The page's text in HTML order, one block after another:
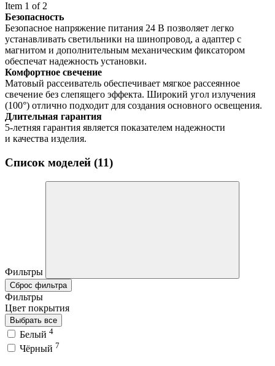
Item 1 of 2
Безопасность
Безопасное напряжение питания 24 В позволяет легко
устанавливать светильники на шинопровод, а адаптер с
магнитом и дополнительным механическим фиксатором
обеспечат надежность установки.
Комфортное свечение
Матовый рассеиватель обеспечивает мягкое рассеянное
свечение без слепящего эффекта. Широкий угол излучения
(100°) отлично подходит для создания основного освещения.
Длительная гарантия
5-летняя гарантия является показателем надежности
и качества изделия.
Список моделей (11)
Фильтры
Сброс фильтра
Фильтры
Цвет покрытия
Выбрать все
Белый 4
Чёрный 7